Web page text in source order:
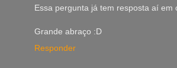
Essa pergunta já tem resposta aí em
Grande abraço :D
Responder